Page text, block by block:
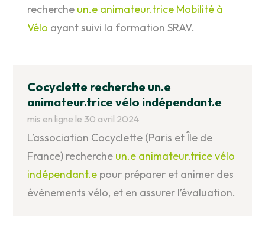
recherche un.e animateur.trice Mobilité à
Vélo ayant suivi la formation SRAV.
Cocyclette recherche un.e
animateur.trice vélo indépendant.e
mis en ligne le 30 avril 2024
L’association Cocyclette (Paris et Île de
France) recherche un.e animateur.trice vélo
indépendant.e pour préparer et animer des
évènements vélo, et en assurer l’évaluation.